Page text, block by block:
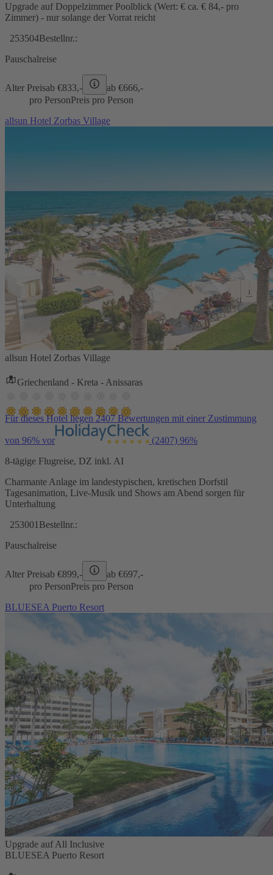
Upgrade auf Doppelzimmer Poolblick (Wert: € ca. € 84,- pro
Zimmer) - nur solange der Vorrat reicht
253504Bestellnr.:
Pauschalreise
Alter Preisab €833,- ab €666,-
pro PersonPreis pro Person
allsun Hotel Zorbas Village
allsun Hotel Zorbas Village
Griechenland - Kreta - Anissaras
Für dieses Hotel liegen 2407 Bewertungen mit einer Zustimmung
von 96% vor (2407) 96%
8-tägige Flugreise, DZ inkl. AI
Charmante Anlage im landestypischen, kretischen Dorfstil
Tagesanimation, Live-Musik und Shows am Abend sorgen für
Unterhaltung
253001 Bestellnr.:
Pauschalreise
Alter Preisab €899,- ab €697,-
pro PersonPreis pro Person
BLUESEA Puerto Resort
Upgrade auf All Inclusive
BLUESEA Puerto Resort